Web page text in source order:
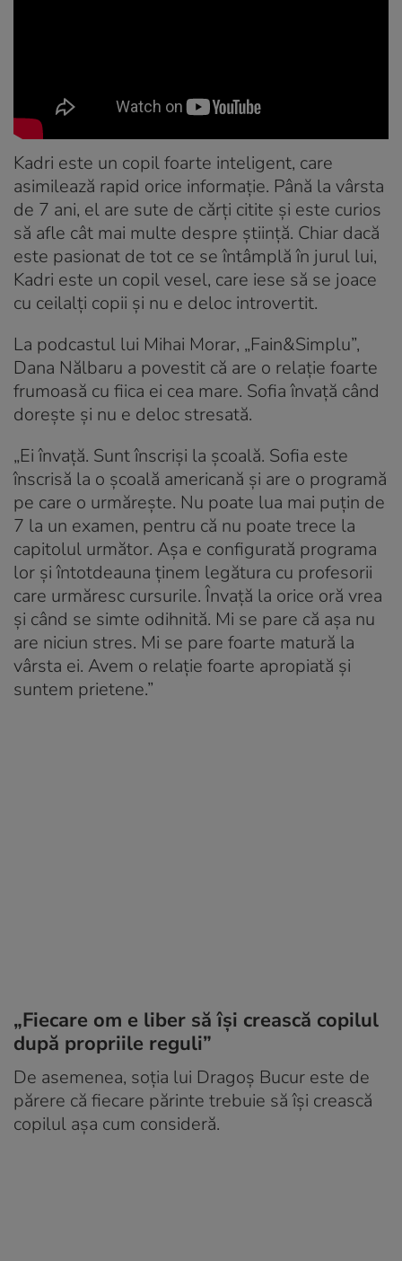
Kadri este un copil foarte inteligent, care
asimilează rapid orice informație. Până la vârsta
de 7 ani, el are sute de cărți citite și este curios
să afle cât mai multe despre știință. Chiar dacă
este pasionat de tot ce se întâmplă în jurul lui,
Kadri este un copil vesel, care iese să se joace
cu ceilalți copii și nu e deloc introvertit.
La podcastul lui Mihai Morar, „Fain&Simplu”,
Dana Nălbaru a povestit că are o relație foarte
frumoasă cu fiica ei cea mare. Sofia învață când
dorește și nu e deloc stresată.
„Ei învață. Sunt înscriși la școală. Sofia este
înscrisă la o școală americană și are o programă
pe care o urmărește. Nu poate lua mai puțin de
7 la un examen, pentru că nu poate trece la
capitolul următor. Așa e configurată programa
lor și întotdeauna ținem legătura cu profesorii
care urmăresc cursurile. Învață la orice oră vrea
și când se simte odihnită. Mi se pare că așa nu
are niciun stres. Mi se pare foarte matură la
vârsta ei. Avem o relație foarte apropiată și
suntem prietene.”
„Fiecare om e liber să își crească copilul
după propriile reguli”
De asemenea, soția lui Dragoș Bucur este de
părere că fiecare părinte trebuie să își crească
copilul așa cum consideră.